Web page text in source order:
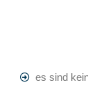
es sind